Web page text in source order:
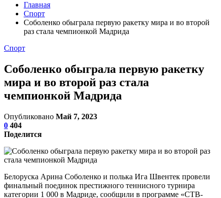
Главная
Спорт
Соболенко обыграла первую ракетку мира и во второй
раз стала чемпионкой Мадрида
Спорт
Соболенко обыграла первую ракетку
мира и во второй раз стала
чемпионкой Мадрида
Опубликовано Май 7, 2023
0 404
Поделится
Белоруска Арина Соболенко и полька Ига Швентек провели
финальный поединок престижного теннисного турнира
категории 1 000 в Мадриде, сообщили в программе «СТВ-